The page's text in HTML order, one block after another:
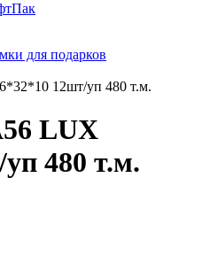
для подарков
12шт/уп 480 т.м.
LUX
480 т.м.